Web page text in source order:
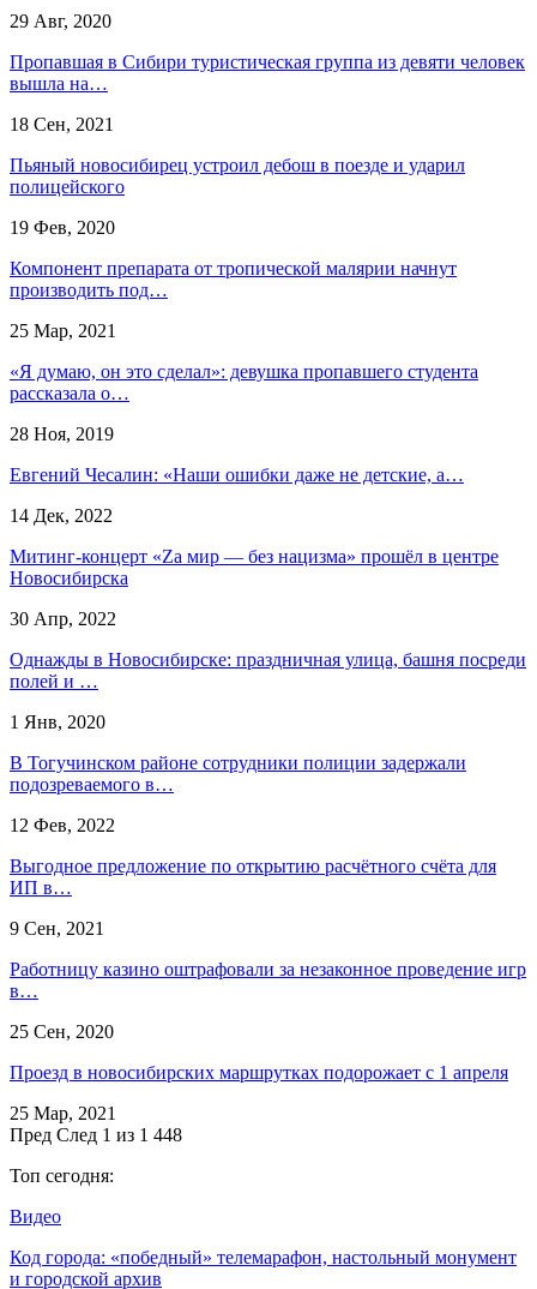
29 Авг, 2020
Пропавшая в Сибири туристическая группа из девяти человек
вышла на…
18 Сен, 2021
Пьяный новосибирец устроил дебош в поезде и ударил
полицейского
19 Фев, 2020
Компонент препарата от тропической малярии начнут
производить под…
25 Мар, 2021
«Я думаю, он это сделал»: девушка пропавшего студента
рассказала о…
28 Ноя, 2019
Евгений Чесалин: «Наши ошибки даже не детские, а…
14 Дек, 2022
Митинг-концерт «Za мир — без нацизма» прошёл в центре
Новосибирска
30 Апр, 2022
Однажды в Новосибирске: праздничная улица, башня посреди
полей и …
1 Янв, 2020
В Тогучинском районе сотрудники полиции задержали
подозреваемого в…
12 Фев, 2022
Выгодное предложение по открытию расчётного счёта для
ИП в…
9 Сен, 2021
Работницу казино оштрафовали за незаконное проведение игр
в…
25 Сен, 2020
Проезд в новосибирских маршрутках подорожает с 1 апреля
25 Мар, 2021
Пред След 1 из 1 448
Топ сегодня:
Видео
Код города: «победный» телемарафон, настольный монумент
и городской архив